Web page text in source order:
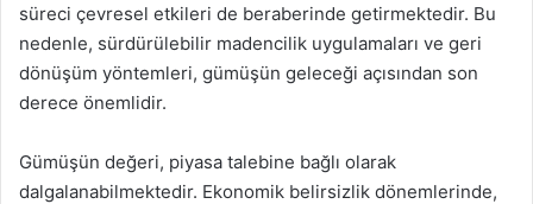
süreci çevresel etkileri de beraberinde getirmektedir. Bu
nedenle, sürdürülebilir madencilik uygulamaları ve geri
dönüşüm yöntemleri, gümüşün geleceği açısından son
derece önemlidir.
Gümüşün değeri, piyasa talebine bağlı olarak
dalgalanabilmektedir. Ekonomik belirsizlik dönemlerinde,